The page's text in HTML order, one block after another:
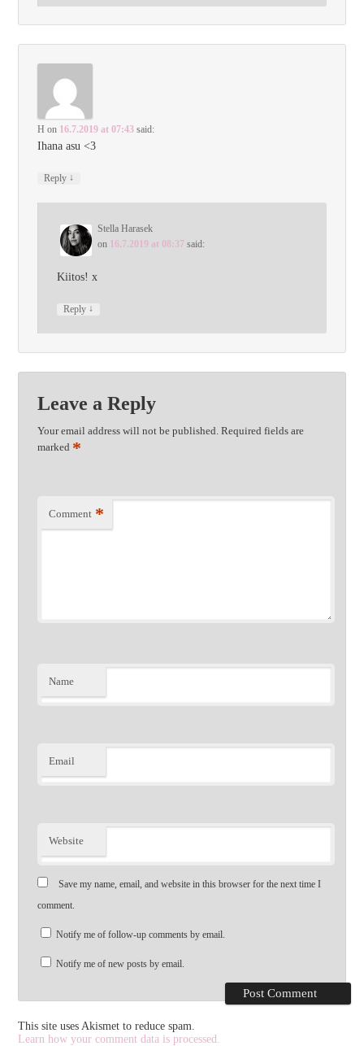
H on 16.7.2019 at 07:43 said:
Ihana asu <3
Reply ↓
Stella Harasek
on 16.7.2019 at 08:37 said:
Kiitos! x
Reply ↓
Leave a Reply
Your email address will not be published. Required fields are
marked *
Comment *
Name
Email
Website
Save my name, email, and website in this browser for the next time I
comment.
Notify me of follow-up comments by email.
Notify me of new posts by email.
This site uses Akismet to reduce spam.
Learn how your comment data is processed.